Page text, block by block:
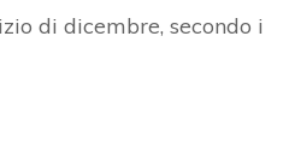
di dicembre, secondo i